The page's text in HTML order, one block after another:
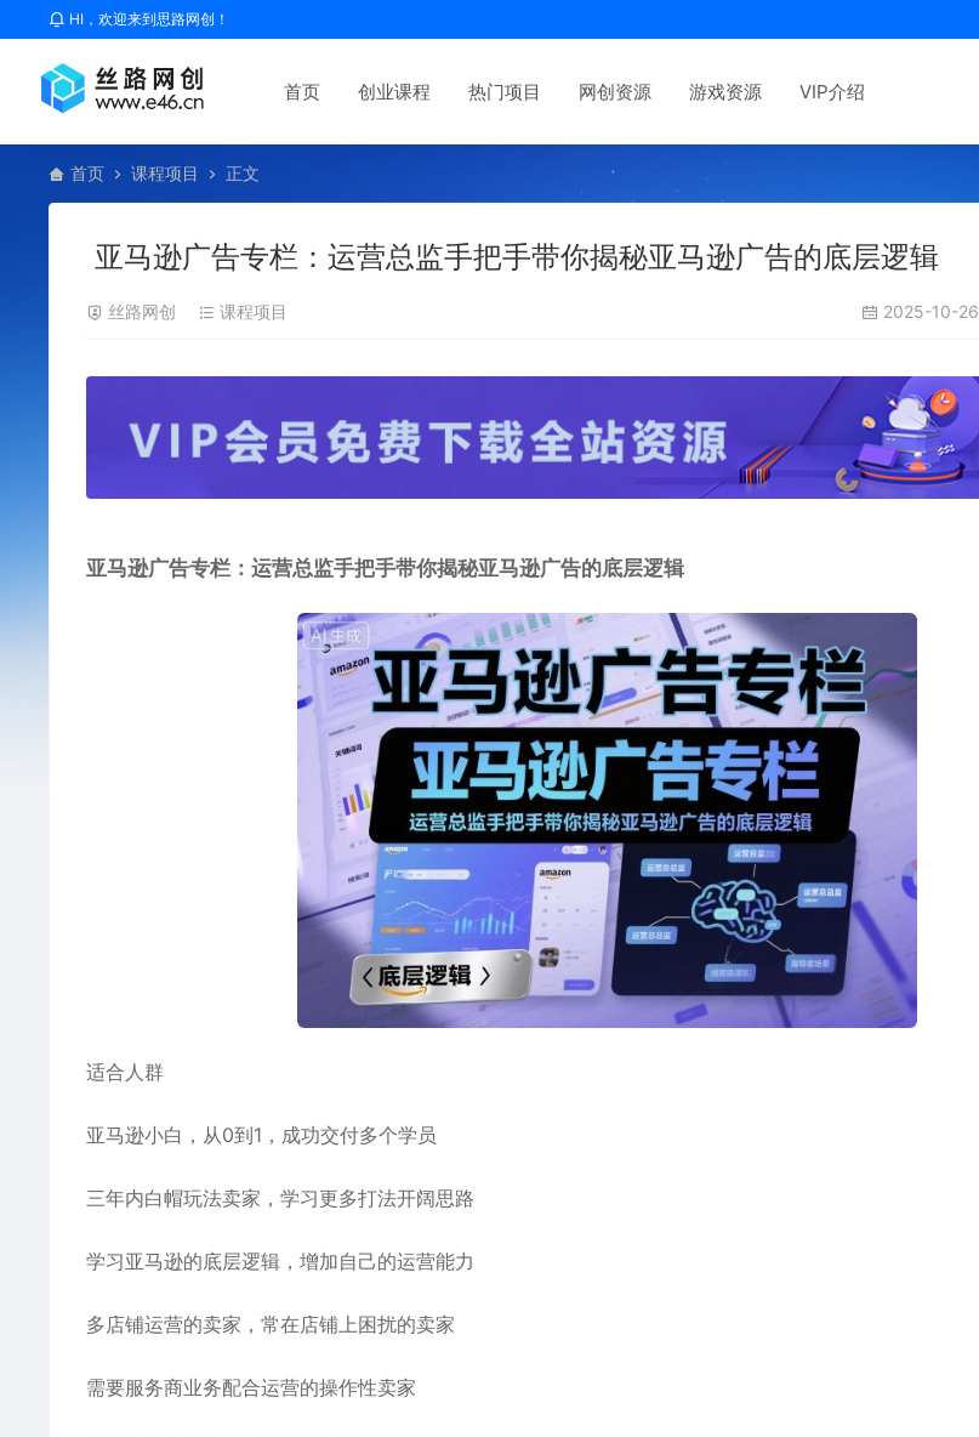
HI，欢迎来到思路网创！
首页 创业课程 热门项目 网创资源 游戏资源 VIP介绍
首页 课程项目 正文
亚马逊广告专栏：运营总监手把手带你揭秘亚马逊广告的底层逻辑
丝路网创 课程项目 2025-10-26
亚马逊广告专栏：运营总监手把手带你揭秘亚马逊广告的底层逻辑
适合人群
亚马逊小白，从0到1，成功交付多个学员
三年内白帽玩法卖家，学习更多打法开阔思路
学习亚马逊的底层逻辑，增加自己的运营能力
多店铺运营的卖家，常在店铺上困扰的卖家
需要服务商业务配合运营的操作性卖家